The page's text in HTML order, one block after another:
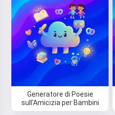
Generatore di Poesie
sull'Amicizia per Bambini
Ciao! Sono